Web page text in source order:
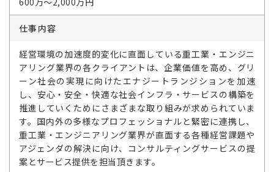
仕事内容
経営環境の加速度的変化に直面している重工業・エンジニ
アリング業界の各クライアントは、企業価値を高め、グリ
ーン社会の実現に向けたエナジートランジションを加速
し、安心・安全・快適な社会インフラ・サービスの構築を
推進していくためにさまざまな取り組みが求められていま
す。国内外の多様なプロフェッショナルと緊密に連携し、
重工業・エンジニアリング業界が直面する各種経営課題や
アジェンダの解決に向け、コンサルティングサービスの提
案とサービス提供を担当頂きます。